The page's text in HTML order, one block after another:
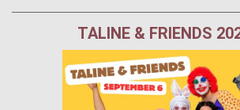
TALINE & FRIENDS